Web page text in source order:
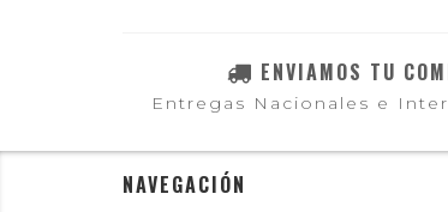
ENVIAMOS TU
Entregas Nacionales e
NAVEGACIÓN